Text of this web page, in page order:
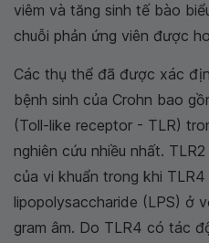
viêm và tăng sinh tế bào
chuỗi phản ứng viên được
Các thụ thể đã được xác
bệnh sinh của Crohn bao
(Toll-like receptor - TLR)
nghiên cứu nhiều nhất.
của vi khuẩn trong khi
lipopolysaccharide (LPS) ở
gram âm. Do TLR4 có tác